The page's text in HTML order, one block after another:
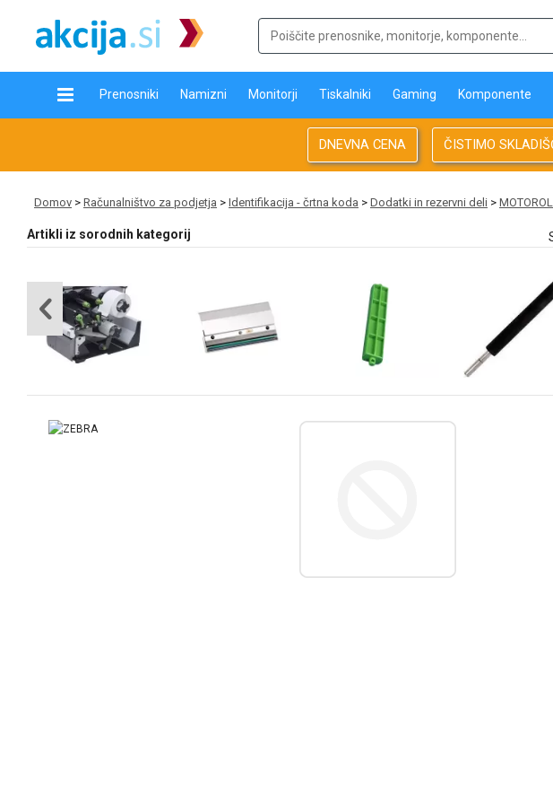
Prenosniki Namizni Monitorji Tiskalniki Gaming Komponente
DNEVNA CENA ČISTIMO
Domov > Računalništvo za podjetja > Identifikacija - črtna koda > Dodatki in rezervni deli >
Artikli iz sorodnih kategorij